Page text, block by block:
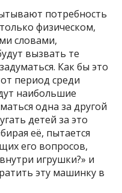
потребность
физическом,
словами,
вызвать те
Как бы это
период среди
наибольшие
одна за другой
детей за это
её, пытается
его вопросов,
игрушки?» и
эту машинку в